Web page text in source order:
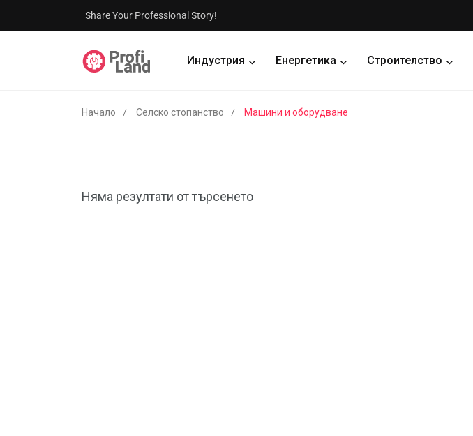
Share Your Professional Story!
Индустрия Енергетика Строителство
Начало Селско стопанство Машини и оборудване
Няма резултати от търсенето